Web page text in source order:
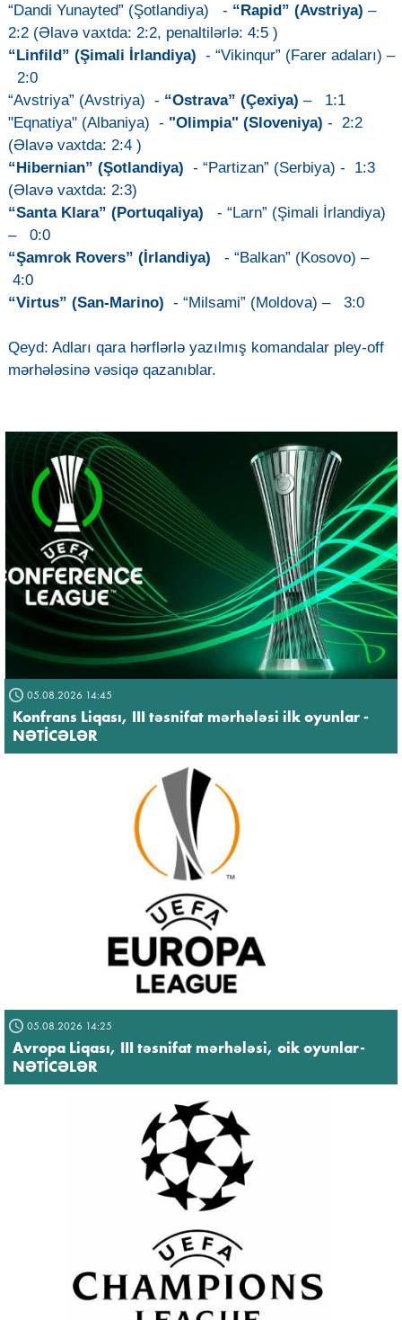
“Dandi Yunayted” (Şotlandiya) - “Rapid” (Avstriya) –
2:2 (Əlavə vaxtda: 2:2, penaltilərlə: 4:5 )
“Linfild” (Şimali İrlandiya) - “Vikinqur” (Farer adaları) –
2:0
“Avstriya” (Avstriya) - “Ostrava” (Çexiya) – 1:1
"Eqnatiya" (Albaniya) - "Olimpia" (Sloveniya) - 2:2
(Əlavə vaxtda: 2:4 )
“Hibernian” (Şotlandiya) - “Partizan” (Serbiya) - 1:3
(Əlavə vaxtda: 2:3)
“Santa Klara” (Portuqaliya) - “Larn” (Şimali İrlandiya)
– 0:0
“Şamrok Rovers” (İrlandiya) - “Balkan” (Kosovo) –
4:0
“Virtus” (San-Marino) - “Milsami” (Moldova) – 3:0
Qeyd: Adları qara hərflərlə yazılmış komandalar pley-off
mərhələsinə vəsiqə qazanıblar.
05.08.2026 14:45
Konfrans Liqası, III təsnifat mərhələsi ilk oyunlar -
NƏTİCƏLƏR
05.08.2026 14:25
Avropa Liqası, III təsnifat mərhələsi, oik oyunlar-
NƏTİCƏLƏR